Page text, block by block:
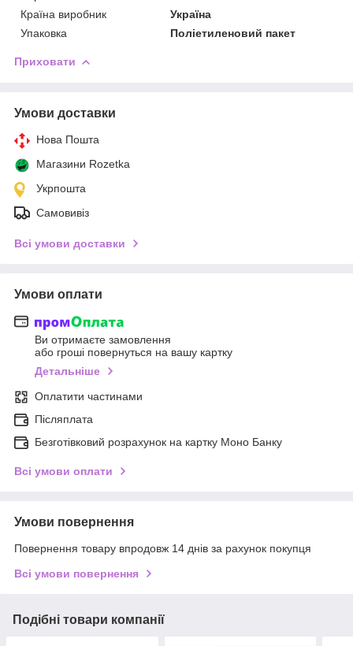
Країна виробник
Україна
Упаковка
Поліетиленовий пакет
Приховати
Умови доставки
Нова Пошта
Магазини Rozetka
Укрпошта
Самовивіз
Всі умови доставки
Умови оплати
Ви отримаєте замовлення
або гроші повернуться на вашу картку
Детальніше
Оплатити частинами
Післяплата
Безготівковий розрахунок на картку Моно Банку
Всі умови оплати
Умови повернення
Повернення товару впродовж 14 днів за рахунок покупця
Всі умови повернення
Подібні товари компанії